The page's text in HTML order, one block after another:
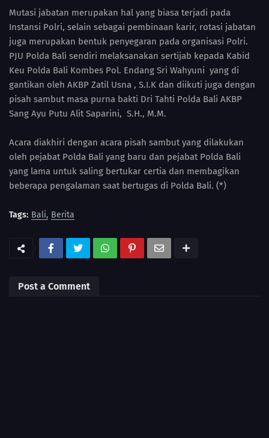
Mutasi jabatan merupakan hal yang biasa terjadi pada
Instansi Polri, selain sebagai pembinaan karir, rotasi jabatan
juga merupakan bentuk penyegaran pada organisasi Polri.
PJU Polda Bali sendiri melaksanakan sertijab kepada Kabid
Keu Polda Bali Kombes Pol. Endang Sri Wahyuni yang di
gantikan oleh AKBP Zatil Usna , S.I.K dan diikuti juga dengan
pisah sambut masa purna bakti Dri Tahti Polda Bali AKBP
Sang Ayu Putu Alit Saparini, S.H., M.M.
Acara diakhiri dengan acara pisah sambut yang dilakukan
oleh pejabat Polda Bali yang baru dan pejabat Polda Bali
yang lama untuk saling bertukar certia dan membagikan
beberapa pengalaman saat bertugas di Polda Bali. (*)
Tags: Bali Berita
Post a Comment